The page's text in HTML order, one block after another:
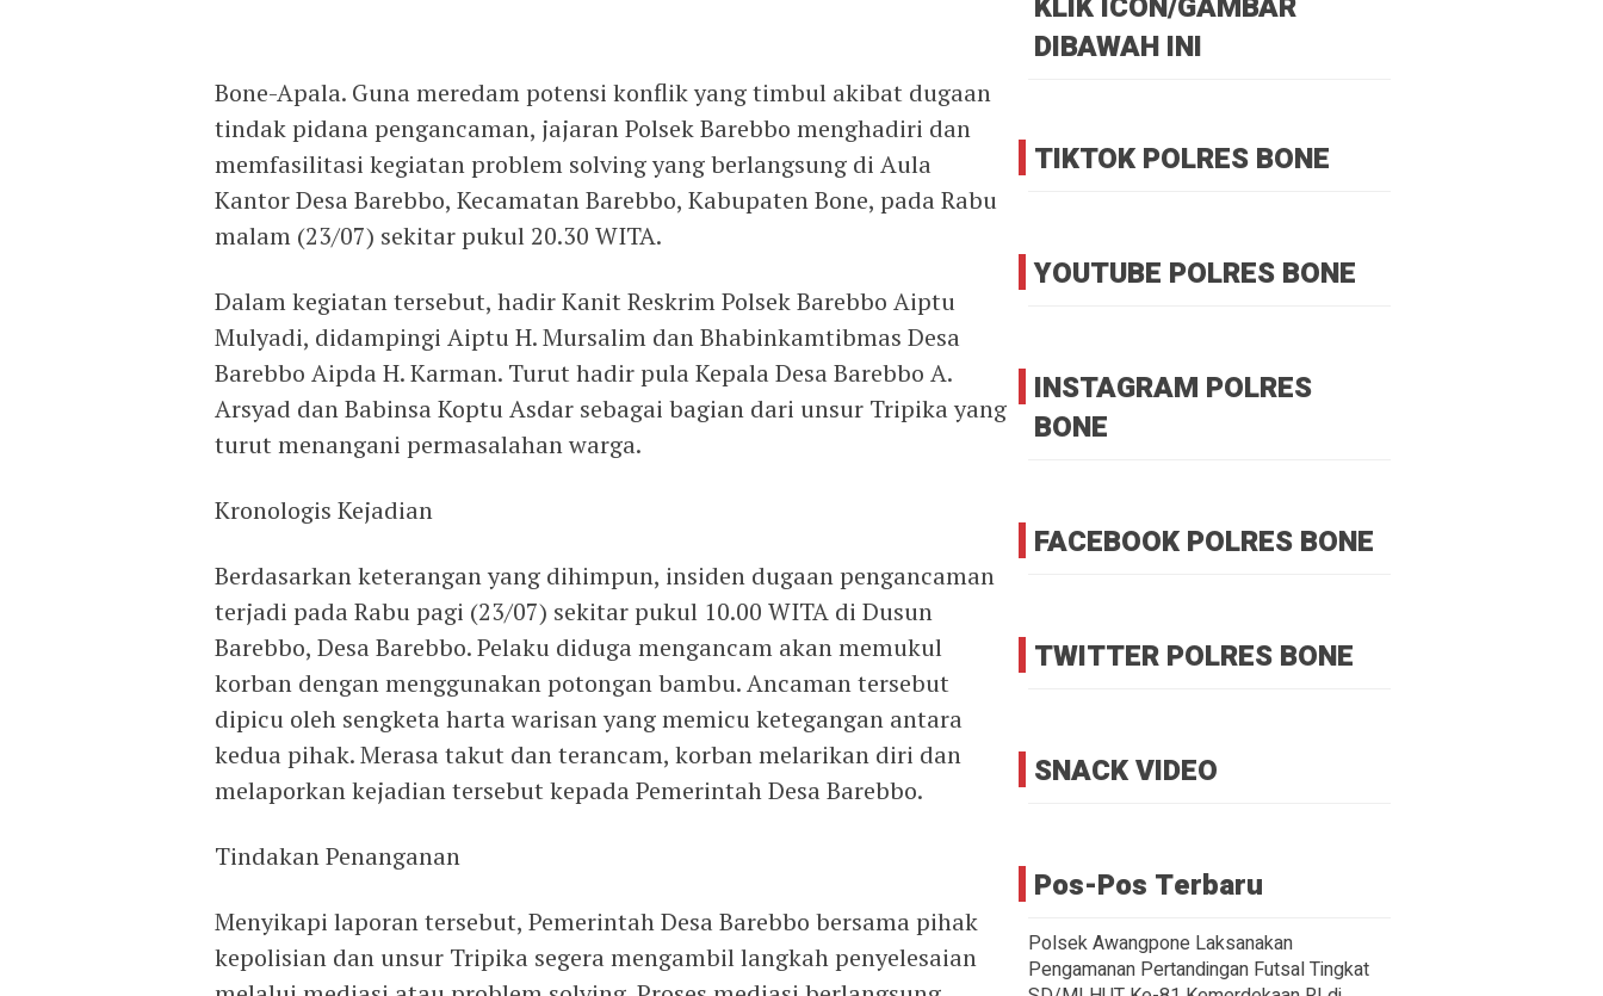
Bone-Apala. Guna meredam potensi konflik yang timbul akibat dugaan
tindak pidana pengancaman, jajaran Polsek Barebbo menghadiri dan
memfasilitasi kegiatan problem solving yang berlangsung di Aula
Kantor Desa Barebbo, Kecamatan Barebbo, Kabupaten Bone, pada Rabu
malam (23/07) sekitar pukul 20.30 WITA.
Dalam kegiatan tersebut, hadir Kanit Reskrim Polsek Barebbo Aiptu
Mulyadi, didampingi Aiptu H. Mursalim dan Bhabinkamtibmas Desa
Barebbo Aipda H. Karman. Turut hadir pula Kepala Desa Barebbo A.
Arsyad dan Babinsa Koptu Asdar sebagai bagian dari unsur Tripika yang
turut menangani permasalahan warga.
Kronologis Kejadian
Berdasarkan keterangan yang dihimpun, insiden dugaan pengancaman
terjadi pada Rabu pagi (23/07) sekitar pukul 10.00 WITA di Dusun
Barebbo, Desa Barebbo. Pelaku diduga mengancam akan memukul
korban dengan menggunakan potongan bambu. Ancaman tersebut
dipicu oleh sengketa harta warisan yang memicu ketegangan antara
kedua pihak. Merasa takut dan terancam, korban melarikan diri dan
melaporkan kejadian tersebut kepada Pemerintah Desa Barebbo.
Tindakan Penanganan
Menyikapi laporan tersebut, Pemerintah Desa Barebbo bersama pihak
kepolisian dan unsur Tripika segera mengambil langkah penyelesaian
DIBAWAH INI
TIKTOK POLRES BONE
YOUTUBE POLRES BONE
INSTAGRAM POLRES
BONE
FACEBOOK POLRES BONE
TWITTER POLRES BONE
SNACK VIDEO
Pos-Pos Terbaru
Polsek Awangpone Laksanakan
Pengamanan Pertandingan Futsal Tingkat